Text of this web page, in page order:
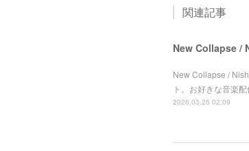
関連記事
New Collapse /
New Collapse /
ト。お好きな音楽
2026.03.25 02:09